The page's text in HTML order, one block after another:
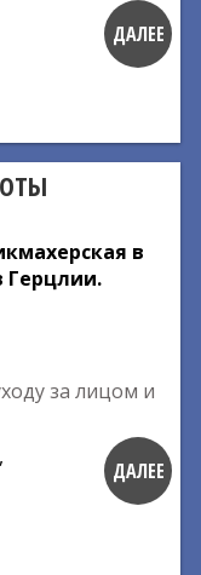
ДАЛЕЕ
в
Герцлии.
за лицом и
ДАЛЕЕ